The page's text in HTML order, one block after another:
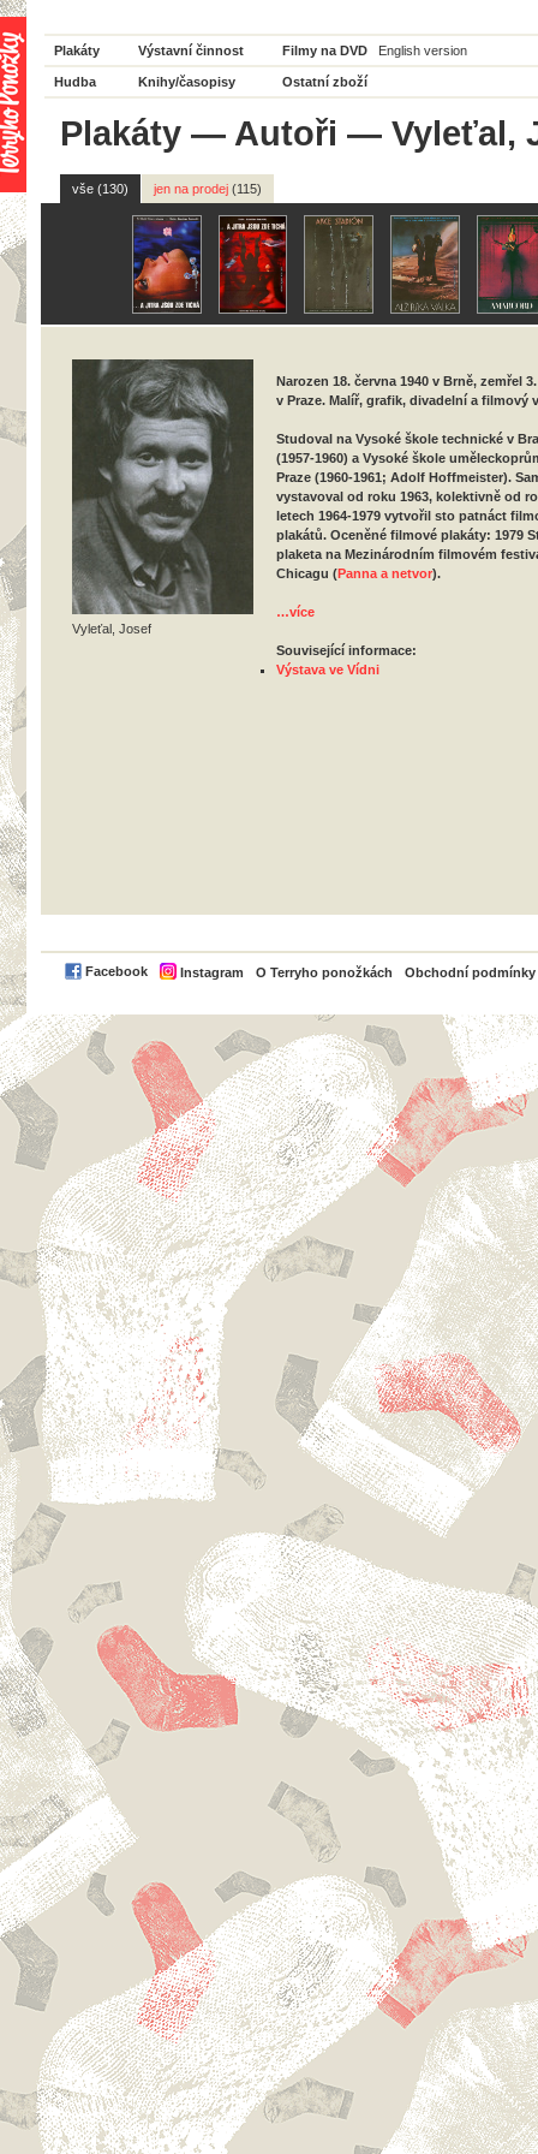
Plakáty Výstavní činnost Filmy na DVD English version
Hudba Knihy/časopisy Ostatní zboží
Plakáty — Autoři — Vyleťal,
vše (130) jen na prodej (115)
Vyleťal, Josef
Narozen 18. června 1940 v Brně, zemřel
v Praze. Malíř, grafik, divadelní a filmový
Studoval na Vysoké škole technické v
(1957-1960) a Vysoké škole
Praze (1960-1961; Adolf Hoffmeister).
vystavoval od roku 1963, kolektivně od
letech 1964-1979 vytvořil sto patnáct
plakátů. Oceněné filmové plakáty: 1979
plaketa na Mezinárodním filmovém
Chicagu (Panna a netvor).
…více
Související informace:
Výstava ve Vídni
Facebook Instagram O Terryho ponožkách Obchodní podmínky
PayPal